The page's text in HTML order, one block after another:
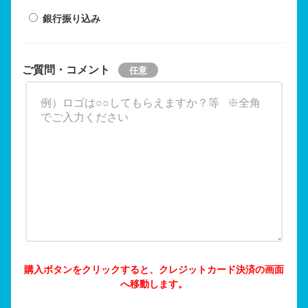
銀行振り込み
ご質問・コメント
購入ボタンをクリックすると、クレジットカード決済の画面
へ移動します。